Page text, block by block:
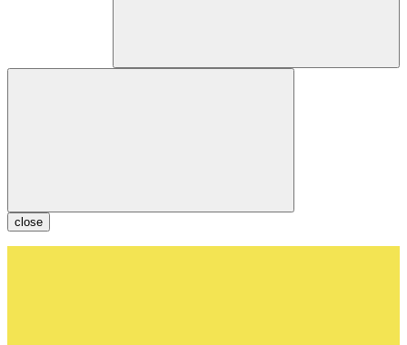
close